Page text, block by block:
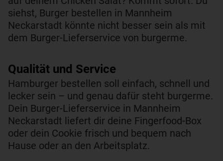
siehst, Burger bestellen in Mannheim
Neckarstadt könnte nicht besser sein als mit
dem Burger-Lieferservice von burgerme.
Qualität und Service​
Hamburger bestellen soll einfach, schnell und
lecker sein – und genau dafür steht burgerme.
Dein Burger-Lieferservice in Mannheim
Neckarstadt liefert dir deine Fingerfood-Box
oder dein Cookie frisch und bequem nach
Hause oder an den Arbeitsplatz.